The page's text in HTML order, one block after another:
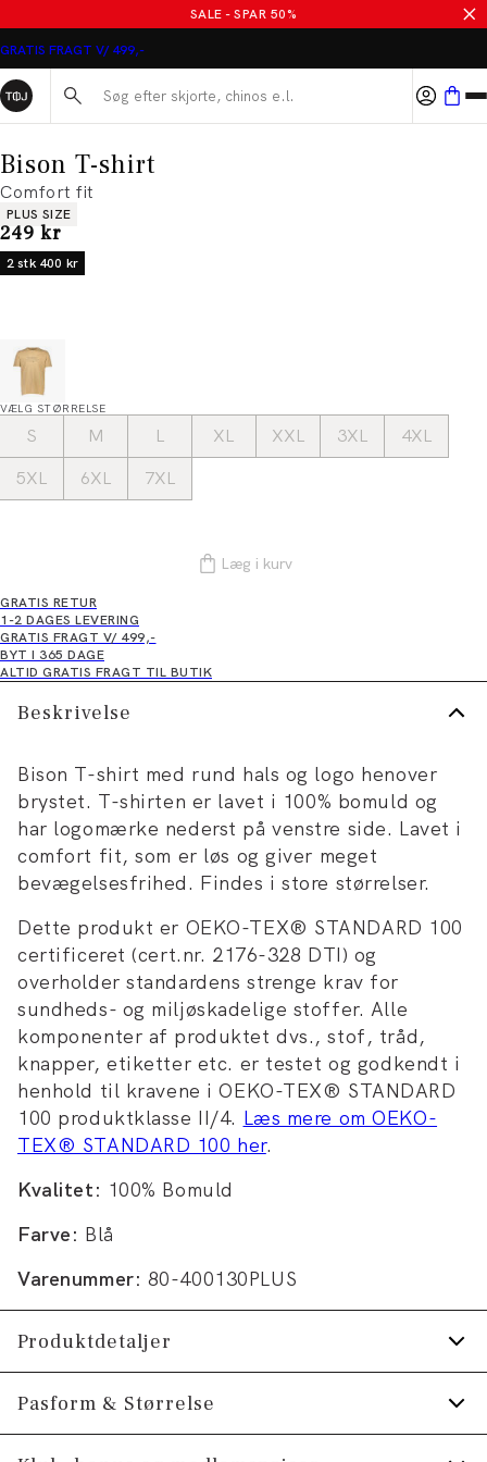
SALE - SPAR 50%
GRATIS FRAGT V/ 499,-
Søg her...
Bison T-shirt
Comfort fit
Produkt egenskaber
PLUS SIZE
I alt (inkl. rabat)
249 kr
2 stk 400 kr
VÆLG STØRRELSE
S M L XL XXL 3XL
4XL
5XL
6XL 7XL
Læg i kurv
GRATIS RETUR
1-2 DAGES LEVERING
GRATIS FRAGT V/ 499,-
BYT I 365 DAGE
ALTID GRATIS FRAGT TIL BUTIK
Beskrivelse
Bison T-shirt med rund hals og logo henover
brystet. T-shirten er lavet i 100% bomuld og
har logomærke nederst på venstre side. Lavet i
comfort fit, som er løs og giver meget
bevægelsesfrihed. Findes i store størrelser.
Dette produkt er OEKO-TEX® STANDARD 100
certificeret (cert.nr. 2176-328 DTI) og
overholder standardens strenge krav for
sundheds- og miljøskadelige stoffer. Alle
komponenter af produktet dvs., stof, tråd,
knapper, etiketter etc. er testet og godkendt i
henhold til kravene i OEKO-TEX® STANDARD
100 produktklasse II/4. Læs mere om OEKO-
TEX® STANDARD 100 her.
Kvalitet: 100% Bomuld
Farve: Blå
Varenummer: 80-400130PLUS
Produktdetaljer
Logomærke nederst på venstre side.
Logo printet henover brystet.
Pasform & Størrelse